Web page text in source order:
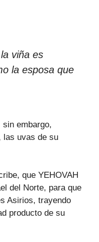
viña es
la esposa que
embargo,
las uvas de su
que YEHOVAH
del Norte, para que
Asirios, trayendo
producto de su